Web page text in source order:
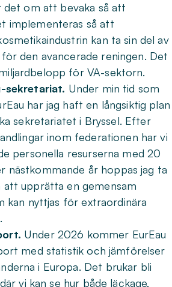
det om att bevaka så att
implementeras så att
kan ta sin del av
den avancerade reningen. Det
för VA-sektorn.
sekretariat. Under min tid som
har jag haft en långsiktig plan
sekretariatet i Bryssel. Efter
inom federationen har vi
personella resurserna med 20
nästkommande år hoppas jag ta
att upprätta en gemensam
kan nyttjas för extraordinära
Under 2026 kommer EurEau
med statistik och jämförelser
i Europa. Det brukar bli
vi kan se hur både läckage,